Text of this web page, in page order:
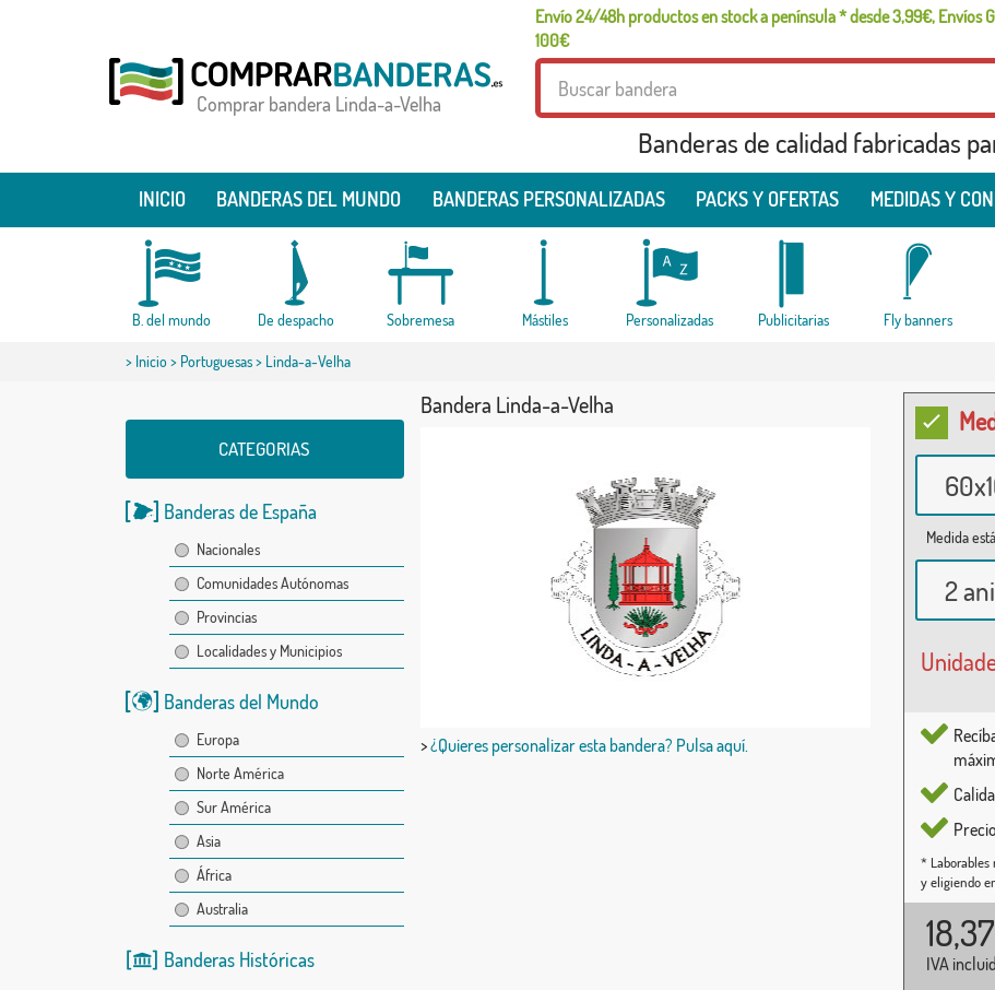
Envío 24/48h productos en stock a península * desde 3,99€, Envíos
100€
Comprar bandera Linda-a-Velha
Banderas de calidad fabricadas
INICIO BANDERAS DEL MUNDO BANDERAS PERSONALIZADAS PACKS Y OFERTAS MEDIDAS Y
B. del mundo De despacho Sobremesa Mástiles Personalizadas Publicitarias Fly banners
> Inicio> Portuguesas> Linda-a-Velha
CATEGORIAS
Banderas de España
Nacionales
Comunidades Autónomas
Provincias
Localidades y Municipios
Banderas del Mundo
Europa
Norte América
Sur América
Asia
África
Australia
Banderas Históricas
Bandera Linda-a-Velha
>¿Quieres personalizar esta bandera? Pulsa aquí.
Medida
2
* Laborables
y eligiendo
18,37
IVA